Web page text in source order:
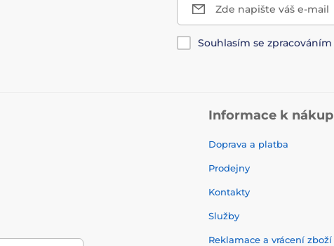
Zde napište váš e-mail
Souhlasím se zpracováním
Informace k
Doprava a platba
Prodejny
Kontakty
Služby
Reklamace a vrácení zboží